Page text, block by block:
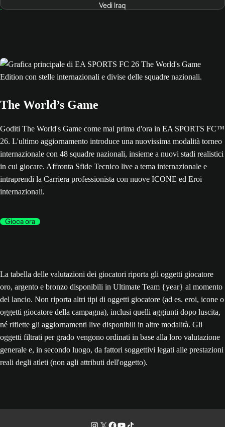
Vedi Iraq
The World’s Game
Goditi The World's Game come mai prima d'ora in EA SPORTS FC™
26. L'ultimo aggiornamento introduce una nuovissima modalità torneo
internazionale con 48 squadre nazionali, insieme a nuovi stadi realistici
in cui giocare. Affronta Sfide Tecnico live a tema internazionale e
intraprendi la Carriera professionista con nuove ICONE ed Eroi
internazionali.
Gioca ora
La tabella delle valutazioni dei giocatori riporta gli oggetti giocatore
oro, argento e bronzo disponibili in Ultimate Team {year} al momento
del lancio. Non riporta altri tipi di oggetti giocatore (ad es. eroi, icone o
oggetti giocatore della campagna), inclusi quelli aggiunti dopo luscita,
né riflette gli aggiornamenti live disponibili in altre modalità. Gli
oggetti filtrati per grado vengono ordinati in base alla loro valutazione
generale e, in secondo luogo, da fattori soggettivi legati alle prestazioni
reali degli atleti (non agli attributi dell'oggetto).